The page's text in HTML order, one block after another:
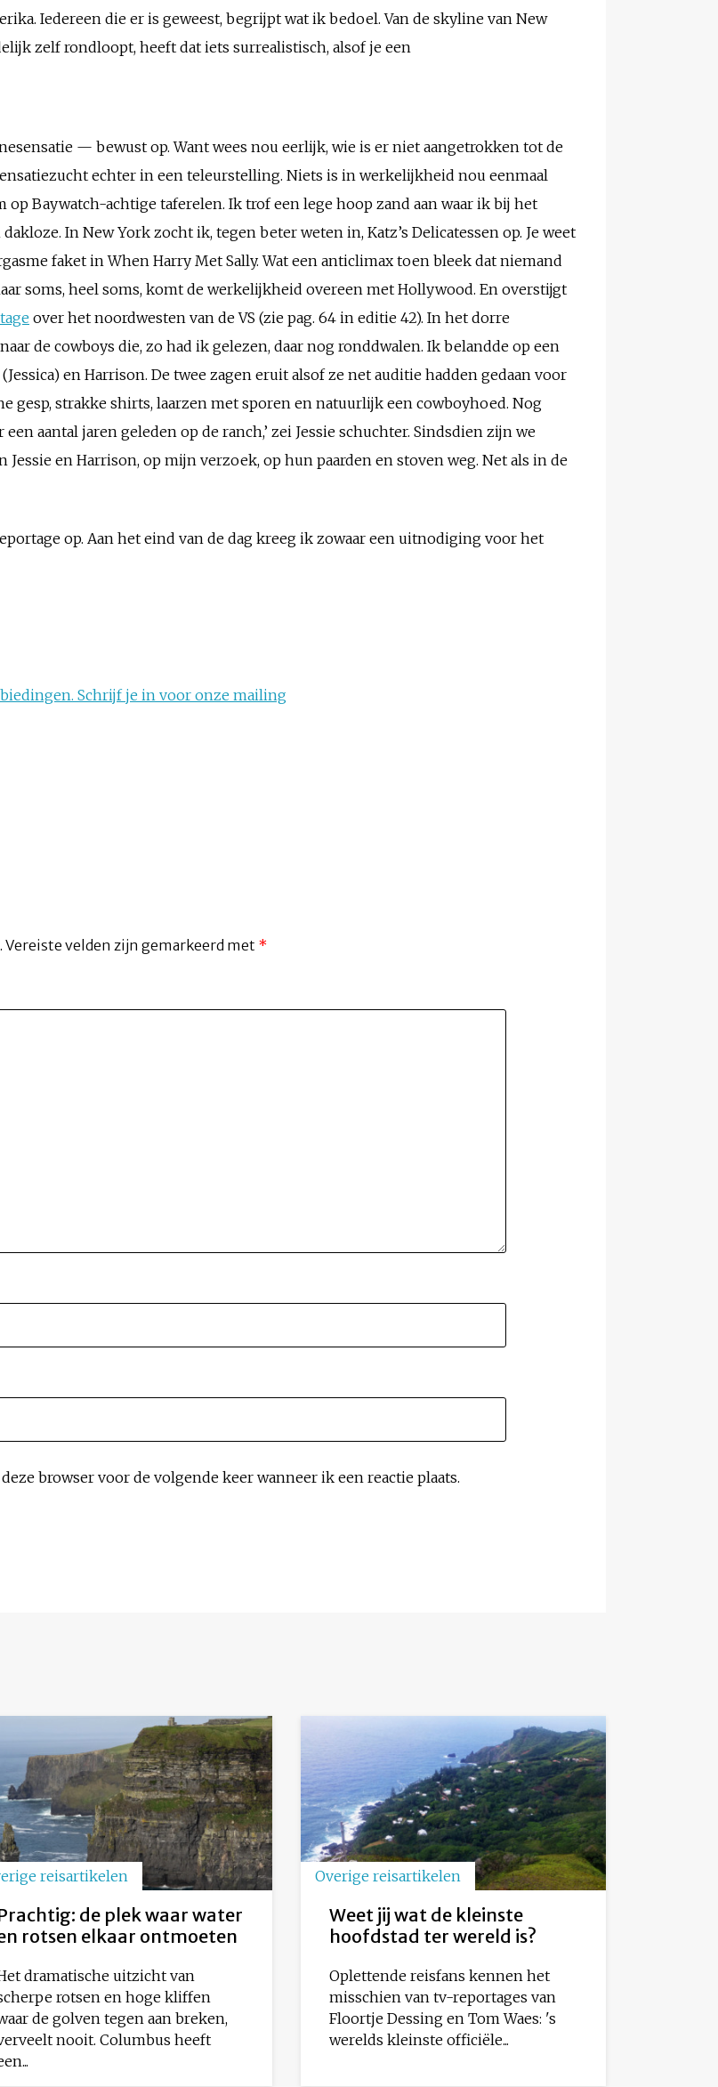
Iedereen die er is geweest, begrijpt wat ik bedoel. Van de skyline van New
zelf rondloopt, heeft dat iets surrealistisch, alsof je een
— bewust op. Want wees nou eerlijk, wie is er niet aangetrokken tot de
echter in een teleurstelling. Niets is in werkelijkheid nou eenmaal
op Baywatch-achtige taferelen. Ik trof een lege hoop zand aan waar ik bij het
In New York zocht ik, tegen beter weten in, Katz’s Delicatessen op. Je weet
faket in When Harry Met Sally. Wat een anticlimax toen bleek dat niemand
soms, heel soms, komt de werkelijkheid overeen met Hollywood. En overstijgt
over het noordwesten van de VS (zie pag. 64 in editie 42). In het dorre
de cowboys die, zo had ik gelezen, daar nog ronddwalen. Ik belandde op een
en Harrison. De twee zagen eruit alsof ze net auditie hadden gedaan voor
gesp, strakke shirts, laarzen met sporen en natuurlijk een cowboyhoed. Nog
aantal jaren geleden op de ranch,’ zei Jessie schuchter. Sindsdien zijn we
en Harrison, op mijn verzoek, op hun paarden en stoven weg. Net als in de
op. Aan het eind van de dag kreeg ik zowaar een uitnodiging voor het
Schrijf je in voor onze mailing
Vereiste velden zijn gemarkeerd met *
browser voor de volgende keer wanneer ik een reactie plaats.
reisartikelen
de plek waar water
rotsen elkaar ontmoeten
dramatische uitzicht van
rotsen en hoge kliffen
de golven tegen aan breken,
nooit. Columbus heeft
Overige reisartikelen
Weet jij wat de kleinste
hoofdstad ter wereld is?
Oplettende reisfans kennen het
misschien van tv-reportages van
Floortje Dessing en Tom Waes: 's
werelds kleinste officiële...